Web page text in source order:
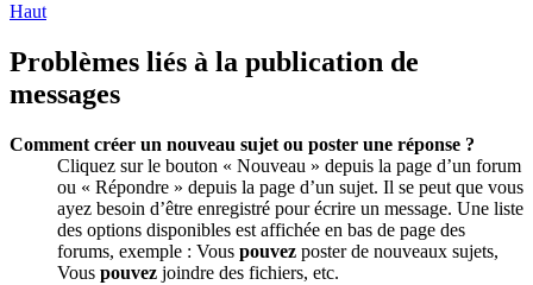
Haut
Problèmes liés à la publication de
messages
Comment créer un nouveau sujet ou poster une réponse ?
Cliquez sur le bouton « Nouveau » depuis la page d’un forum
ou « Répondre » depuis la page d’un sujet. Il se peut que vous
ayez besoin d’être enregistré pour écrire un message. Une liste
des options disponibles est affichée en bas de page des
forums, exemple : Vous pouvez poster de nouveaux sujets,
Vous pouvez joindre des fichiers, etc.